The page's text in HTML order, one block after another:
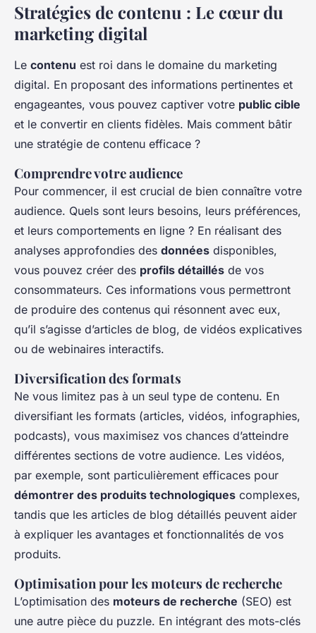
Stratégies de contenu : Le cœur du
marketing digital
Le contenu est roi dans le domaine du marketing
digital. En proposant des informations pertinentes et
engageantes, vous pouvez captiver votre public cible
et le convertir en clients fidèles. Mais comment bâtir
une stratégie de contenu efficace ?
Comprendre votre audience
Pour commencer, il est crucial de bien connaître votre
audience. Quels sont leurs besoins, leurs préférences,
et leurs comportements en ligne ? En réalisant des
analyses approfondies des données disponibles,
vous pouvez créer des profils détaillés de vos
consommateurs. Ces informations vous permettront
de produire des contenus qui résonnent avec eux,
qu’il s’agisse d’articles de blog, de vidéos explicatives
ou de webinaires interactifs.
Diversification des formats
Ne vous limitez pas à un seul type de contenu. En
diversifiant les formats (articles, vidéos, infographies,
podcasts), vous maximisez vos chances d’atteindre
différentes sections de votre audience. Les vidéos,
par exemple, sont particulièrement efficaces pour
démontrer des produits technologiques complexes,
tandis que les articles de blog détaillés peuvent aider
à expliquer les avantages et fonctionnalités de vos
produits.
Optimisation pour les moteurs de recherche
L’optimisation des moteurs de recherche (SEO) est
une autre pièce du puzzle. En intégrant des mots-clés